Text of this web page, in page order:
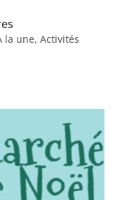
la une, Activités